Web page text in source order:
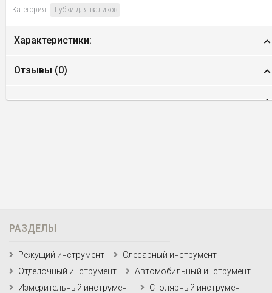
Категория: Шубки для валиков
Характеристики:
Отзывы (0)
РАЗДЕЛЫ
Режущий инструмент
Слесарный инструмент
Отделочный инструмент
Автомобильный инструмент
Измерительный инструмент
Столярный инструмент